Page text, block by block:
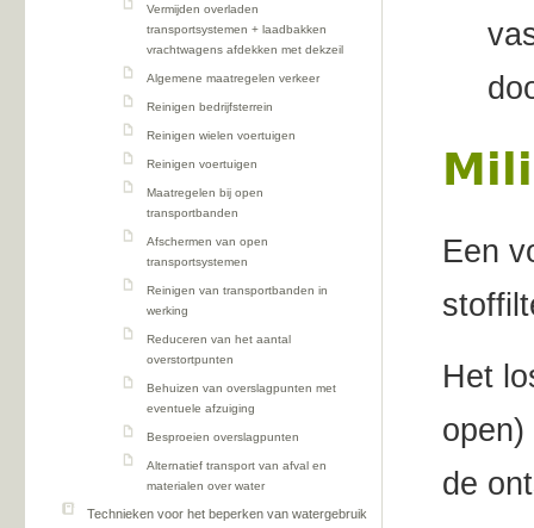
Vermijden overladen
transportsystemen + laadbakken
vrachtwagens afdekken met dekzeil
Algemene maatregelen verkeer
Reinigen bedrijfsterrein
Reinigen wielen voertuigen
Reinigen voertuigen
Maatregelen bij open
transportbanden
Afschermen van open
transportsystemen
Reinigen van transportbanden in
werking
Reduceren van het aantal
overstortpunten
Behuizen van overslagpunten met
eventuele afzuiging
Besproeien overslagpunten
Alternatief transport van afval en
materialen over water
Technieken voor het beperken van watergebruik
Een
Het
de